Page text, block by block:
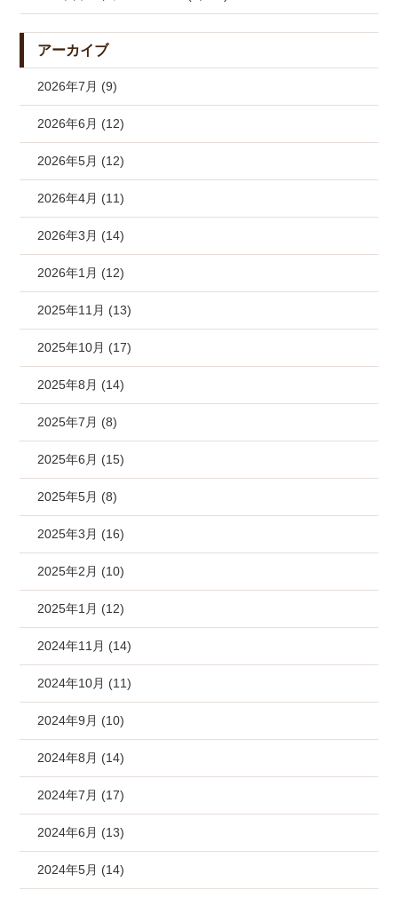
アーカイブ
2026年7月 (9)
2026年6月 (12)
2026年5月 (12)
2026年4月 (11)
2026年3月 (14)
2026年1月 (12)
2025年11月 (13)
2025年10月 (17)
2025年8月 (14)
2025年7月 (8)
2025年6月 (15)
2025年5月 (8)
2025年3月 (16)
2025年2月 (10)
2025年1月 (12)
2024年11月 (14)
2024年10月 (11)
2024年9月 (10)
2024年8月 (14)
2024年7月 (17)
2024年6月 (13)
2024年5月 (14)